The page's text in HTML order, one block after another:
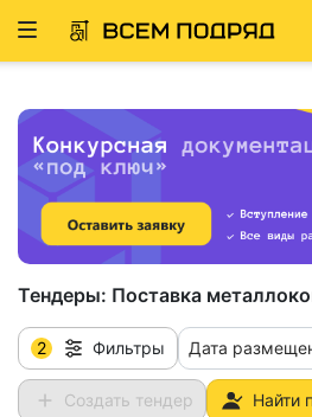
Развернуть
Тендеры: Поставка
2 Фильтры Дата
Создать тендер Найти